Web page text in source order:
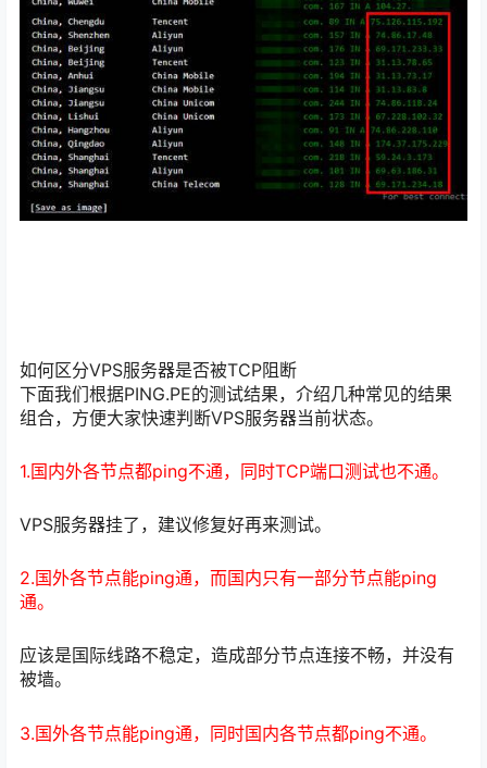
如何区分VPS服务器是否被TCP阻断
下面我们根据PING.PE的测试结果，介绍几种常见的结果
组合，方便大家快速判断VPS服务器当前状态。
1.国内外各节点都ping不通，同时TCP端口测试也不通。
VPS服务器挂了，建议修复好再来测试。
2.国外各节点能ping通，而国内只有一部分节点能ping
通。
应该是国际线路不稳定，造成部分节点连接不畅，并没有
被墙。
3.国外各节点能ping通，同时国内各节点都ping不通。